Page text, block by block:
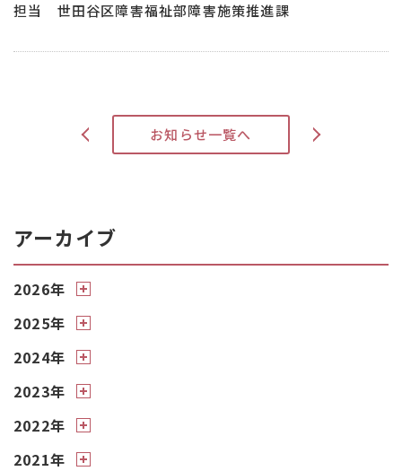
担当 世田谷区障害福祉部障害施策推進課
< お知らせ一覧へ >
アーカイブ
2026年
2025年
2024年
2023年
2022年
2021年